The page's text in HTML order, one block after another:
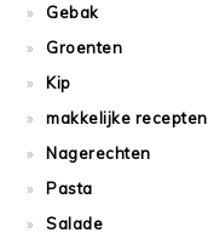
Gebak
Groenten
Kip
makkelijke recepten
Nagerechten
Pasta
Salade